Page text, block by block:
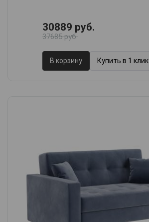
30889 руб.
37685 руб.
В корзину Купить в 1 клик